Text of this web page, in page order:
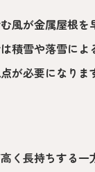
風が金属屋根
積雪や落雪に
が必要になりま
く長持ちする一